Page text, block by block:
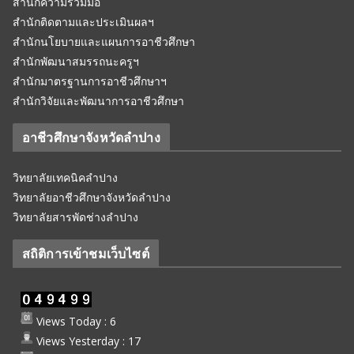
สำนักติดตามและประเมินผลฯ
สำนักนโยบายและแผนการอาชีวศึกษา
สำนักพัฒนาสมรรถนะครูฯ
สำนักมาตรฐานการอาชีวศึกษาฯ
สำนักวิจัยและพัฒนาการอาชีวศึกษา
อาชีวศึกษาจังหวัดลำปาง
วิทยาลัยเทคนิคลำปาง
วิทยาลัยอาชีวศึกษาจังหวัดลำปาง
วิทยาลัยสารพัดช่างลำปาง
สถิติการเข้าชมเว็บไซต์
Views Today : 6
Views Yesterday : 17